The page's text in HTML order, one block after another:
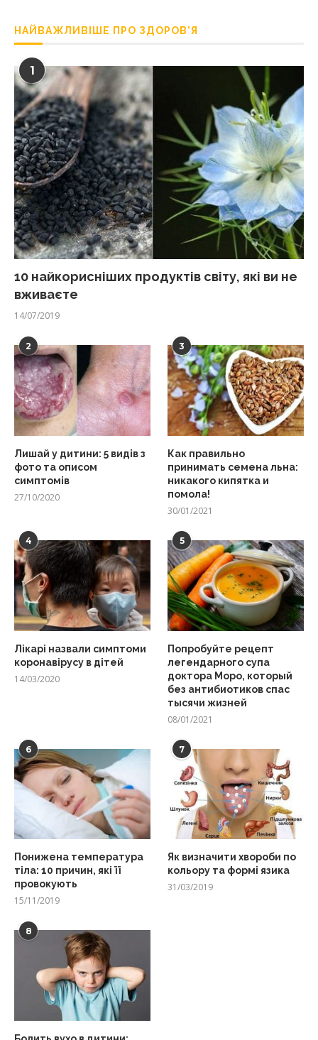
НАЙВАЖЛИВІШЕ ПРО ЗДОРОВ’Я
1
10 найкорисніших продуктів світу, які ви не
вживаєте
14/07/2019
2
Лишай у дитини: 5 видів з
фото та описом
симптомів
27/10/2020
3
Как правильно
принимать семена льна:
никакого кипятка и
помола!
30/01/2021
4
Лікарі назвали симптоми
коронавірусу в дітей
14/03/2020
5
Попробуйте рецепт
легендарного супа
доктора Моро, который
без антибиотиков спас
тысячи жизней
08/01/2021
6
Понижена температура
тіла: 10 причин, які її
провокують
15/11/2019
7
Як визначити хвороби по
кольору та формі язика
31/03/2019
8